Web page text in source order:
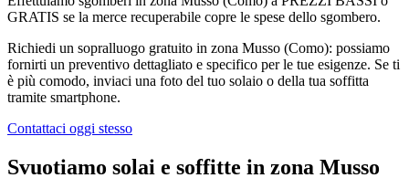
GRATIS se la merce recuperabile copre le spese dello sgombero.
Richiedi un sopralluogo gratuito in zona Musso (Como): possiamo
fornirti un preventivo dettagliato e specifico per le tue esigenze. Se ti
è più comodo, inviaci una foto del tuo solaio o della tua soffitta
tramite smartphone.
Contattaci oggi stesso
Svuotiamo solai e soffitte in zona Musso